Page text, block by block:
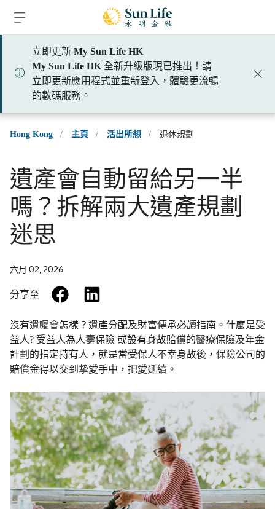
立即更新 My Sun Life HK
My Sun Life HK 全新升級版現已推出！請
立即更新應用程式並重新登入，體驗更流暢
的數碼服務。
Hong Kong / 主頁 / 活出所想 / 退休規劃
遺產會自動留給另一半
嗎？拆解兩大遺產規劃
迷思
六月 02, 2026
分享至 facebook
沒有遺囑會怎樣？遺產分配及財富傳承必讀指南。什麼是受
益人? 受益人為人壽保險 或設有身故賠償的醫療保險及年金
計劃的指定持有人，就是當受保人不幸身故後，保險公司的
賠償金得以交到摯愛手中，把愛延續。